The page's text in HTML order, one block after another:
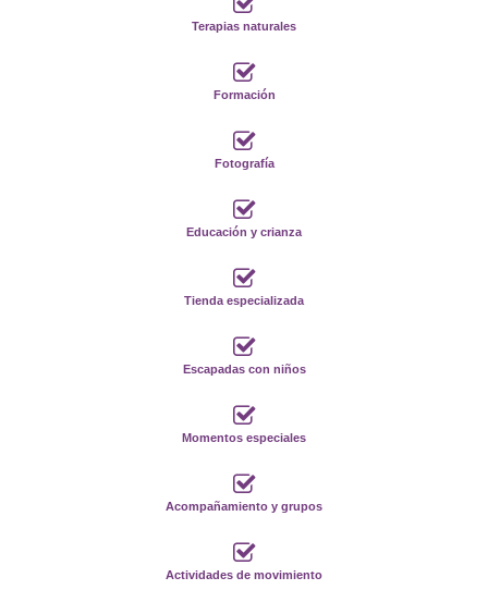
Terapias naturales
Formación
Fotografía
Educación y crianza
Tienda especializada
Escapadas con niños
Momentos especiales
Acompañamiento y grupos
Actividades de movimiento